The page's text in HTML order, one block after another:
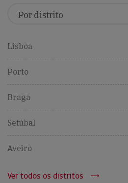
Lisboa
Porto
Braga
Setúbal
Aveiro
Ver todos os distritos